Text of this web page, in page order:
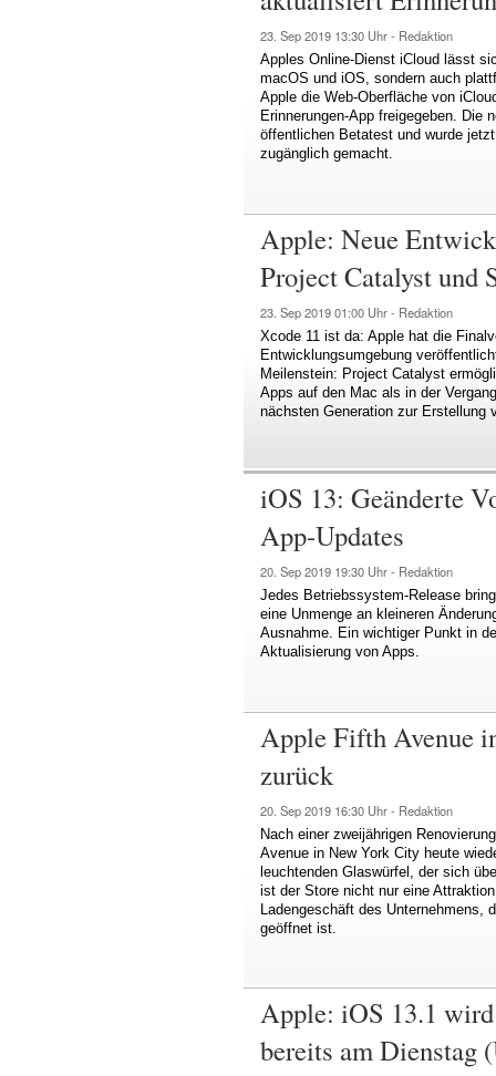
23. Sep 2019 13:30 Uhr - Redaktion
Apples Online-Dienst iCloud lässt
macOS und iOS, sondern auch
Apple die Web-Oberfläche von
Erinnerungen-App freigegeben. Die
öffentlichen Betatest und wurde
zugänglich gemacht.
Apple: Neue
Project Catalyst
23. Sep 201901:00 Uhr - Redaktion
Xcode 11 ist da: Apple hat die
Entwicklungsumgebung
Meilenstein: Project Catalyst
Apps auf den Mac als in der
nächsten Generation zur Erstellung
iOS 13: Geänderte
App-Updates
20. Sep 2019 19:30 Uhr - Redaktion
Jedes Betriebssystem-Release
eine Unmenge an kleineren
Ausnahme. Ein wichtiger Punkt in
Aktualisierung von Apps.
Apple Fifth Avenue
zurück
20. Sep 2019 16:30 Uhr - Redaktion
Nach einer zweijährigen
Avenue in New York City heute
leuchtenden Glaswürfel, der sich
ist der Store nicht nur eine
Ladengeschäft des Unternehmens,
geöffnet ist.
Apple: iOS 13.1
bereits am Dienstag